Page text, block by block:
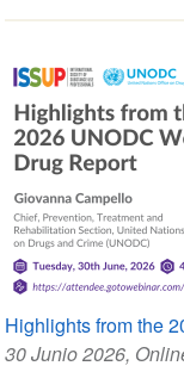
Highlights from the
30 Junio 2026,